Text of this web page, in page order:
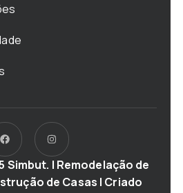
| Remodelação de
de Casas | Criado